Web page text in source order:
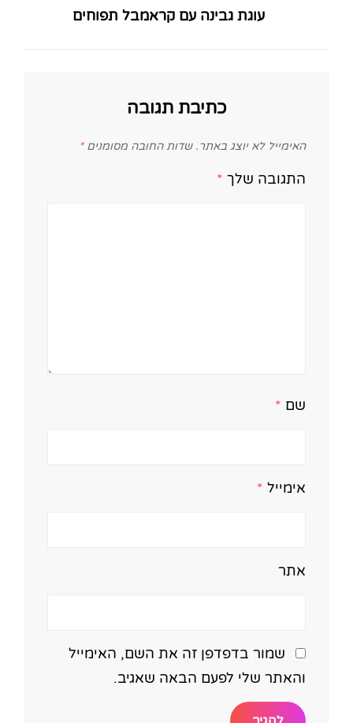
עוגת גבינה עם קראמבל תפוחים
כתיבת תגובה
האימייל לא יוצג באתר. שדות החובה מסומנים*
התגובה שלך *
שם *
אימייל *
אתר
שמור בדפדפן זה את השם, האימייל
והאתר שלי לפעם הבאה שאגיב.